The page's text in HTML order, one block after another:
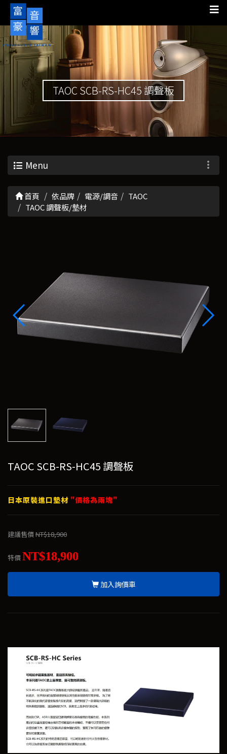
TAOC SCB-RS-HC45 調聲板
Menu
首頁 依品牌 電源/調音
TAOC
TAOC 調聲板/墊材
TAOC SCB-RS-HC45 調聲板
日本原裝進口墊材 "價格為兩塊"
建議售價NT$18,900
特價NT$18,900
加入詢價車